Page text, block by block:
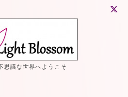
思議な世界へようこそ